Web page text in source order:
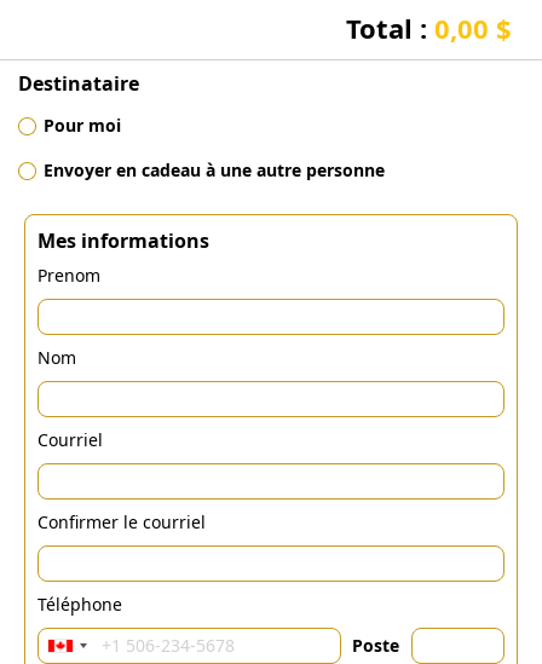
Total : 0,00 $
Destinataire
Pour moi
Envoyer en cadeau à une autre personne
Mes informations
Prenom
Nom
Courriel
Confirmer le courriel
Téléphone
Poste